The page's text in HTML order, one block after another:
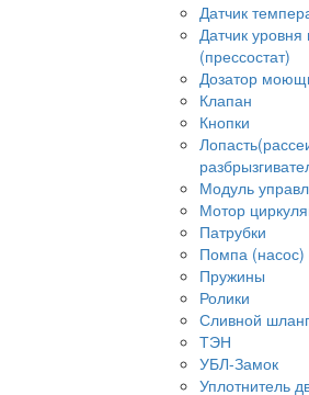
Датчик
Датчик уровня
(прессостат)
Дозатор
Клапан
Кнопки
Модуль
Мотор
Патрубки
Помпа (насос)
Пружины
Ролики
Сливной шланг
ТЭН
УБЛ-Замок
Уплотнитель